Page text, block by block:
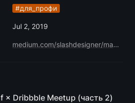
#для_профи
Jul 2, 2019
medium.com/slashdesigner/mail-conf-2019-e26becb1087d
× Dribbble Meetup (часть 2)